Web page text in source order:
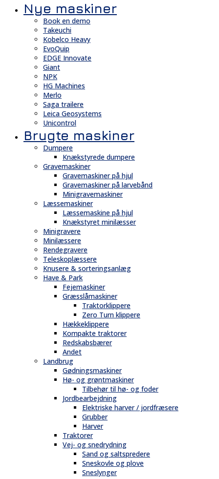
Nye maskiner
Book en demo
Takeuchi
Kobelco Heavy
EvoQuip
EDGE Innovate
Giant
NPK
HG Machines
Merlo
Saga trailere
Leica Geosystems
Unicontrol
Brugte maskiner
Dumpere
Knækstyrede dumpere
Gravemaskiner
Gravemaskiner på hjul
Gravemaskiner på larvebånd
Minigravemaskiner
Læssemaskiner
Læssemaskine på hjul
Knækstyret minilæsser
Minigravere
Minilæssere
Rendegravere
Teleskoplæssere
Knusere & sorteringsanlæg
Have & Park
Fejemaskiner
Græsslåmaskiner
Traktorklippere
Zero Turn klippere
Hækkeklippere
Kompakte traktorer
Redskabsbærer
Andet
Landbrug
Gødningsmaskiner
Hø- og grøntmaskiner
Tilbehør til hø- og foder
Jordbearbejdning
Elektriske harver / jordfræsere
Grubber
Harver
Traktorer
Vej- og snedrydning
Sand og saltspredere
Sneskovle og plove
Sneslynger